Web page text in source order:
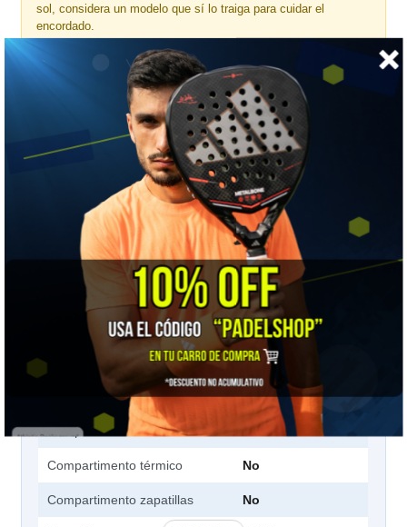
sol, considera un modelo que sí lo traiga para cuidar el
encordado.
🎯 ¿Para quién es?
Para el jugador que compite o entrena fuerte y necesita llevar
más de una raqueta encordada, más ropa y calzado.
📋 Ficha técnica
Marca Babolat
Tipo Bolso de tenis
Tenis
Capacidad 6 raquetas
Volumen 40 litros
19 x 31 x 80 cm
Compartimentos 3
Compartimento térmico No
Compartimento zapatillas No